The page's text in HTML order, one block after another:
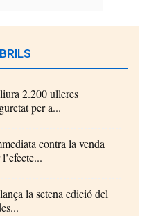
2.200 ulleres
per a...
contra la venda
la setena edició del